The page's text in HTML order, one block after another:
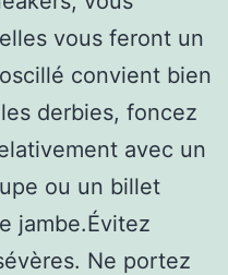
vous feront un
convient bien
derbies, foncez
avec un
ou un billet
jambe.Évitez
Ne portez